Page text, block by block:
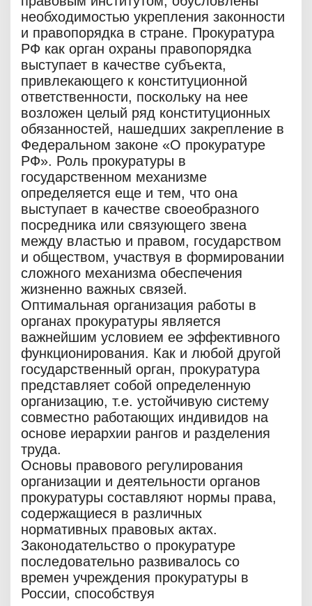
необходимостью укрепления законности
и правопорядка в стране. Прокуратура
РФ как орган охраны правопорядка
выступает в качестве субъекта,
привлекающего к конституционной
ответственности, поскольку на нее
возложен целый ряд конституционных
обязанностей, нашедших закрепление в
Федеральном законе «О прокуратуре
РФ». Роль прокуратуры в
государственном механизме
определяется еще и тем, что она
выступает в качестве своеобразного
посредника или связующего звена
между властью и правом, государством
и обществом, участвуя в формировании
сложного механизма обеспечения
жизненно важных связей.
Оптимальная организация работы в
органах прокуратуры является
важнейшим условием ее эффективного
функционирования. Как и любой другой
государственный орган, прокуратура
представляет собой определенную
организацию, т.е. устойчивую систему
совместно работающих индивидов на
основе иерархии рангов и разделения
труда.
Основы правового регулирования
организации и деятельности органов
прокуратуры составляют нормы права,
содержащиеся в различных
нормативных правовых актах.
Законодательство о прокуратуре
последовательно развивалось со
времен учреждения прокуратуры в
России, способствуя